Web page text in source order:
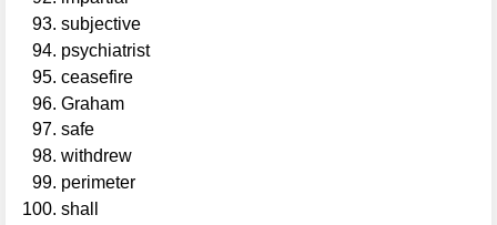
subjective
psychiatrist
ceasefire
Graham
safe
withdrew
perimeter
shall